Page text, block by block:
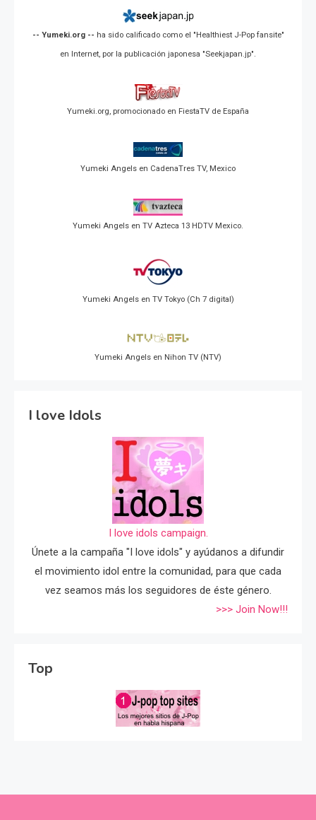
-- Yumeki.org -- ha sido calificado como el "Healthiest J-Pop fansite"
en Internet, por la publicación japonesa "Seekjapan.jp".
Yumeki.org, promocionado en FiestaTV de España
Yumeki Angels en CadenaTres TV, Mexico
Yumeki Angels en TV Azteca 13 HDTV Mexico.
Yumeki Angels en TV Tokyo (Ch 7 digital)
Yumeki Angels en Nihon TV (NTV)
I love Idols
I love idols campaign.
Únete a la campaña "I love idols" y ayúdanos a difundir
el movimiento idol entre la comunidad, para que cada
vez seamos más los seguidores de éste género.
>>> Join Now!!!
Top